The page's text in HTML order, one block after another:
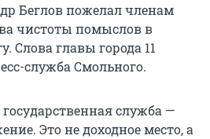
Беглов пожелал членам
чистоты помыслов в
Слова главы города 11
служба Смольного.
служба —
Это не доходное место, а